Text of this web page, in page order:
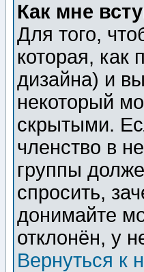
Как мне
Для того,
которая, как
дизайна) и
некоторый
скрытыми.
членство в
группы
спросить,
донимайте
отклонён, у
Вернуться к